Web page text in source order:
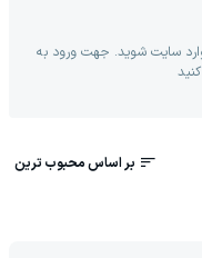
سایت شوید. جهت ورود به
بر اساس محبوب ترین